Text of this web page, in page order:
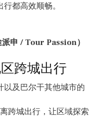
都高效顺畅。
申 / Tour Passion）
跨城出行
以及巴尔干其他城市的
跨城出行，让区域探索